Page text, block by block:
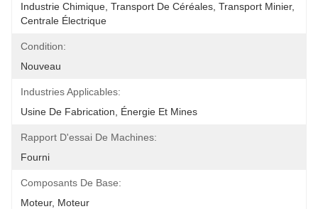
Industrie Chimique, Transport De Céréales, Transport Minier,
Centrale Électrique
Condition:
Nouveau
Industries Applicables:
Usine De Fabrication, Énergie Et Mines
Rapport D'essai De Machines:
Fourni
Composants De Base:
Moteur, Moteur